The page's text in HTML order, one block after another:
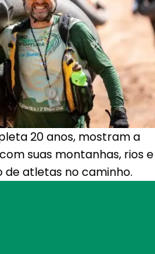
20 anos, mostram a
suas montanhas, rios e
atletas no caminho.